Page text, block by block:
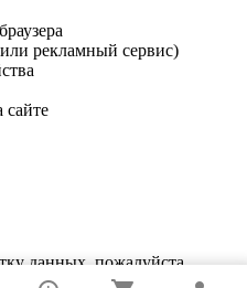
рекламный сервис)
сайте
данных, пожалуйста,